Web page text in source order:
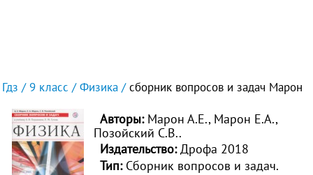
Гдз 9 класс Физика сборник вопросов и задач Марон
Авторы: Марон А.Е., Марон Е.А.,
Позойский С.В..
Издательство:Дрофа 2018
Тип:Сборник вопросов и задач.